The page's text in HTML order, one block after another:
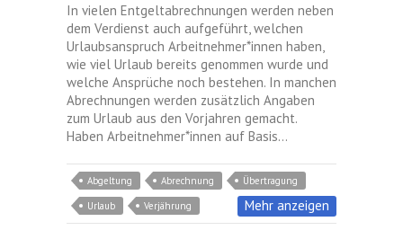
In vielen Entgeltabrechnungen werden neben
dem Verdienst auch aufgeführt, welchen
Urlaubsanspruch Arbeitnehmer*innen haben,
wie viel Urlaub bereits genommen wurde und
welche Ansprüche noch bestehen. In manchen
Abrechnungen werden zusätzlich Angaben
zum Urlaub aus den Vorjahren gemacht.
Haben Arbeitnehmer*innen auf Basis…
Abgeltung Abrechnung
Übertragung
Urlaub
Verjährung Mehr anzeigen